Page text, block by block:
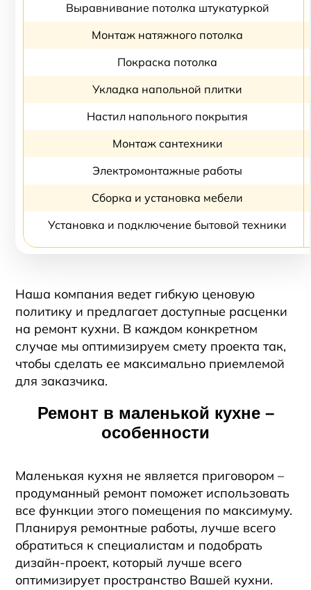
Выравнивание потолка штукатуркой
Монтаж натяжного потолка
Покраска потолка
Укладка напольной плитки
Настил напольного покрытия
Монтаж сантехники
Электромонтажные работы
Сборка и установка мебели
Установка и подключение бытовой техники
Наша компания ведет гибкую ценовую
политику и предлагает доступные расценки
на ремонт кухни. В каждом конкретном
случае мы оптимизируем смету проекта так,
чтобы сделать ее максимально приемлемой
для заказчика.
Ремонт в маленькой кухне –
особенности
Маленькая кухня не является приговором –
продуманный ремонт поможет использовать
все функции этого помещения по максимуму.
Планируя ремонтные работы, лучше всего
обратиться к специалистам и подобрать
дизайн-проект, который лучше всего
оптимизирует пространство Вашей кухни.